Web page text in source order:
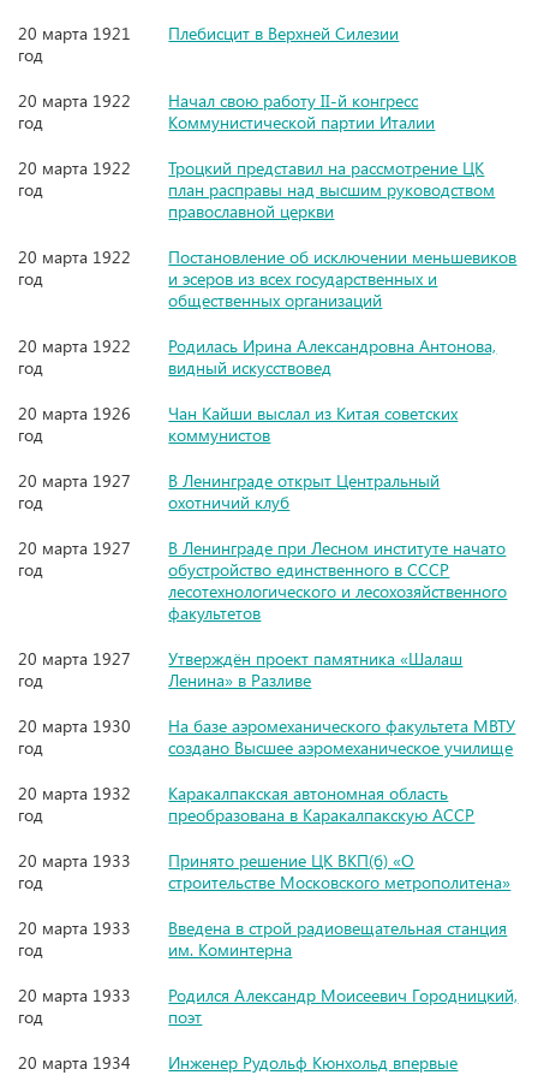
20 марта 1921
год
Плебисцит в Верхней Силезии
20 марта 1922
год
Начал свою работу II-й конгресс
Коммунистической партии Италии
20 марта 1922
год
Троцкий представил на рассмотрение ЦК
план расправы над высшим руководством
православной церкви
20 марта 1922
год
Постановление об исключении меньшевиков
и эсеров из всех государственных и
общественных организаций
20 марта 1922
год
Родилась Ирина Александровна Антонова,
видный искусствовед
20 марта 1926
год
Чан Кайши выслал из Китая советских
коммунистов
20 марта 1927
год
В Ленинграде открыт Центральный
охотничий клуб
20 марта 1927
год
В Ленинграде при Лесном институте начато
обустройство единственного в СССР
лесотехнологического и лесохозяйственного
факультетов
20 марта 1927
год
Утверждён проект памятника «Шалаш
Ленина» в Разливе
20 марта 1930
год
На базе аэромеханического факультета МВТУ
создано Высшее аэромеханическое училище
20 марта 1932
год
Каракалпакская автономная область
преобразована в Каракалпакскую АССР
20 марта 1933
год
Принято решение ЦК ВКП(б) «О
строительстве Московского метрополитена»
20 марта 1933
год
Введена в строй радиовещательная станция
им. Коминтерна
20 марта 1933
год
Родился Александр Моисеевич Городницкий,
поэт
20 марта 1934
Инженер Рудольф Кюнхольд впервые